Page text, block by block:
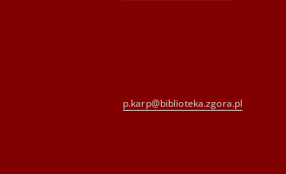
p.karp@biblioteka.zgora.pl